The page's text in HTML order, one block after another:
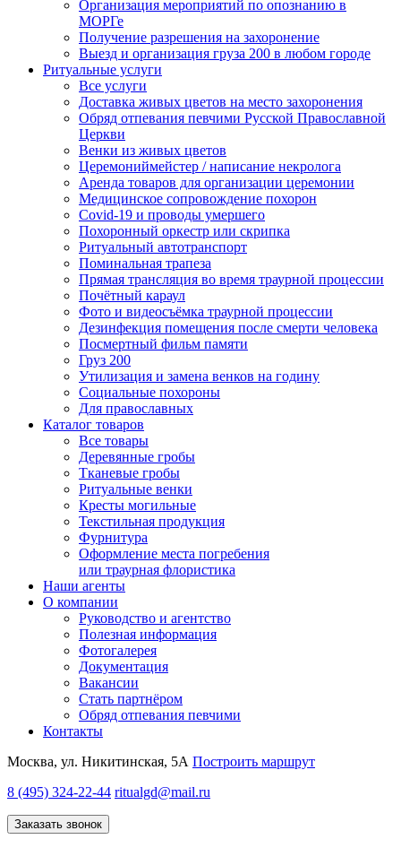
Организация мероприятий по опознанию в
МОРГе
Получение разрешения на захоронение
Выезд и организация груза 200 в любом городе
Ритуальные услуги
Все услуги
Доставка живых цветов на место захоронения
Обряд отпевания певчими Русской Православной
Церкви
Венки из живых цветов
Церемониймейстер / написание некролога
Аренда товаров для организации церемонии
Медицинское сопровождение похорон
Covid-19 и проводы умершего
Похоронный оркестр или скрипка
Ритуальный автотранспорт
Поминальная трапеза
Прямая трансляция во время траурной процессии
Почётный караул
Фото и видеосъёмка траурной процессии
Дезинфекция помещения после смерти человека
Посмертный фильм памяти
Груз 200
Утилизация и замена венков на годину
Социальные похороны
Для православных
Каталог товаров
Все товары
Деревянные гробы
Тканевые гробы
Ритуальные венки
Кресты могильные
Текстильная продукция
Фурнитура
Оформление места погребения
или траурная флористика
Наши агенты
О компании
Руководство и агентство
Полезная информация
Фотогалерея
Документация
Вакансии
Стать партнёром
Обряд отпевания певчими
Контакты
Москва, ул. Никитинская, 5А Построить маршрут
8 (495) 324-22-44 ritualgd@mail.ru
Заказать звонок